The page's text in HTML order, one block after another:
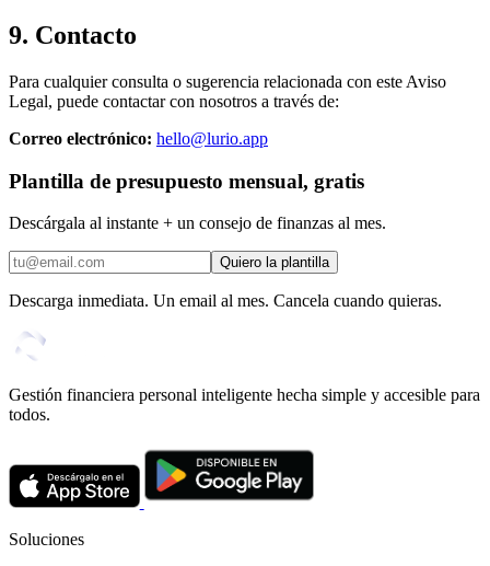
9. Contacto
Para cualquier consulta o sugerencia relacionada con este Aviso
Legal, puede contactar con nosotros a través de:
Correo electrónico: hello@lurio.app
Plantilla de presupuesto mensual, gratis
Descárgala al instante + un consejo de finanzas al mes.
Quiero la plantilla
Descarga inmediata. Un email al mes. Cancela cuando quieras.
Gestión financiera personal inteligente hecha simple y accesible para
todos.
Soluciones